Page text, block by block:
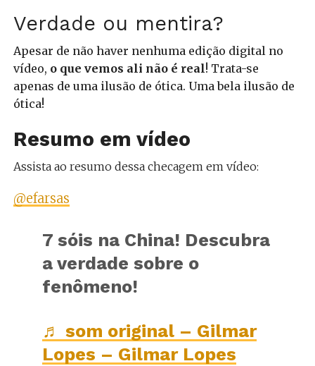
Verdade ou mentira?
Apesar de não haver nenhuma edição digital no
vídeo, o que vemos ali não é real! Trata-se
apenas de uma ilusão de ótica. Uma bela ilusão de
ótica!
Resumo em vídeo
Assista ao resumo dessa checagem em vídeo:
@efarsas
7 sóis na China! Descubra
a verdade sobre o
fenômeno!
♬ som original – Gilmar
Lopes – Gilmar Lopes